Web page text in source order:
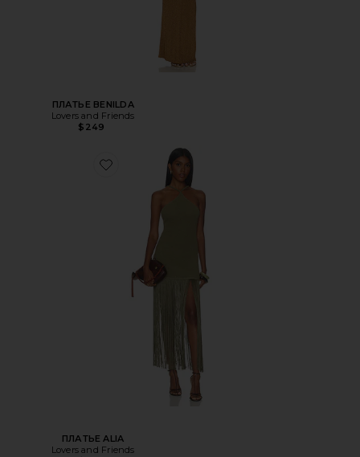
ПЛАТЬЕ BENILDA
Lovers and Friends
$249
ПЛАТЬЕ ALIA
Lovers and Friends